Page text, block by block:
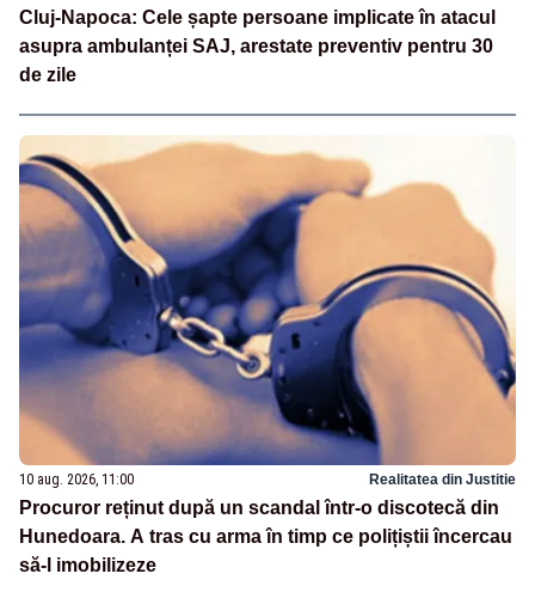
Cluj-Napoca: Cele șapte persoane implicate în atacul
asupra ambulanței SAJ, arestate preventiv pentru 30
de zile
10 aug. 2026, 11:00 Realitatea din Justitie
Procuror reținut după un scandal într-o discotecă din
Hunedoara. A tras cu arma în timp ce polițiștii încercau
să-l imobilizeze